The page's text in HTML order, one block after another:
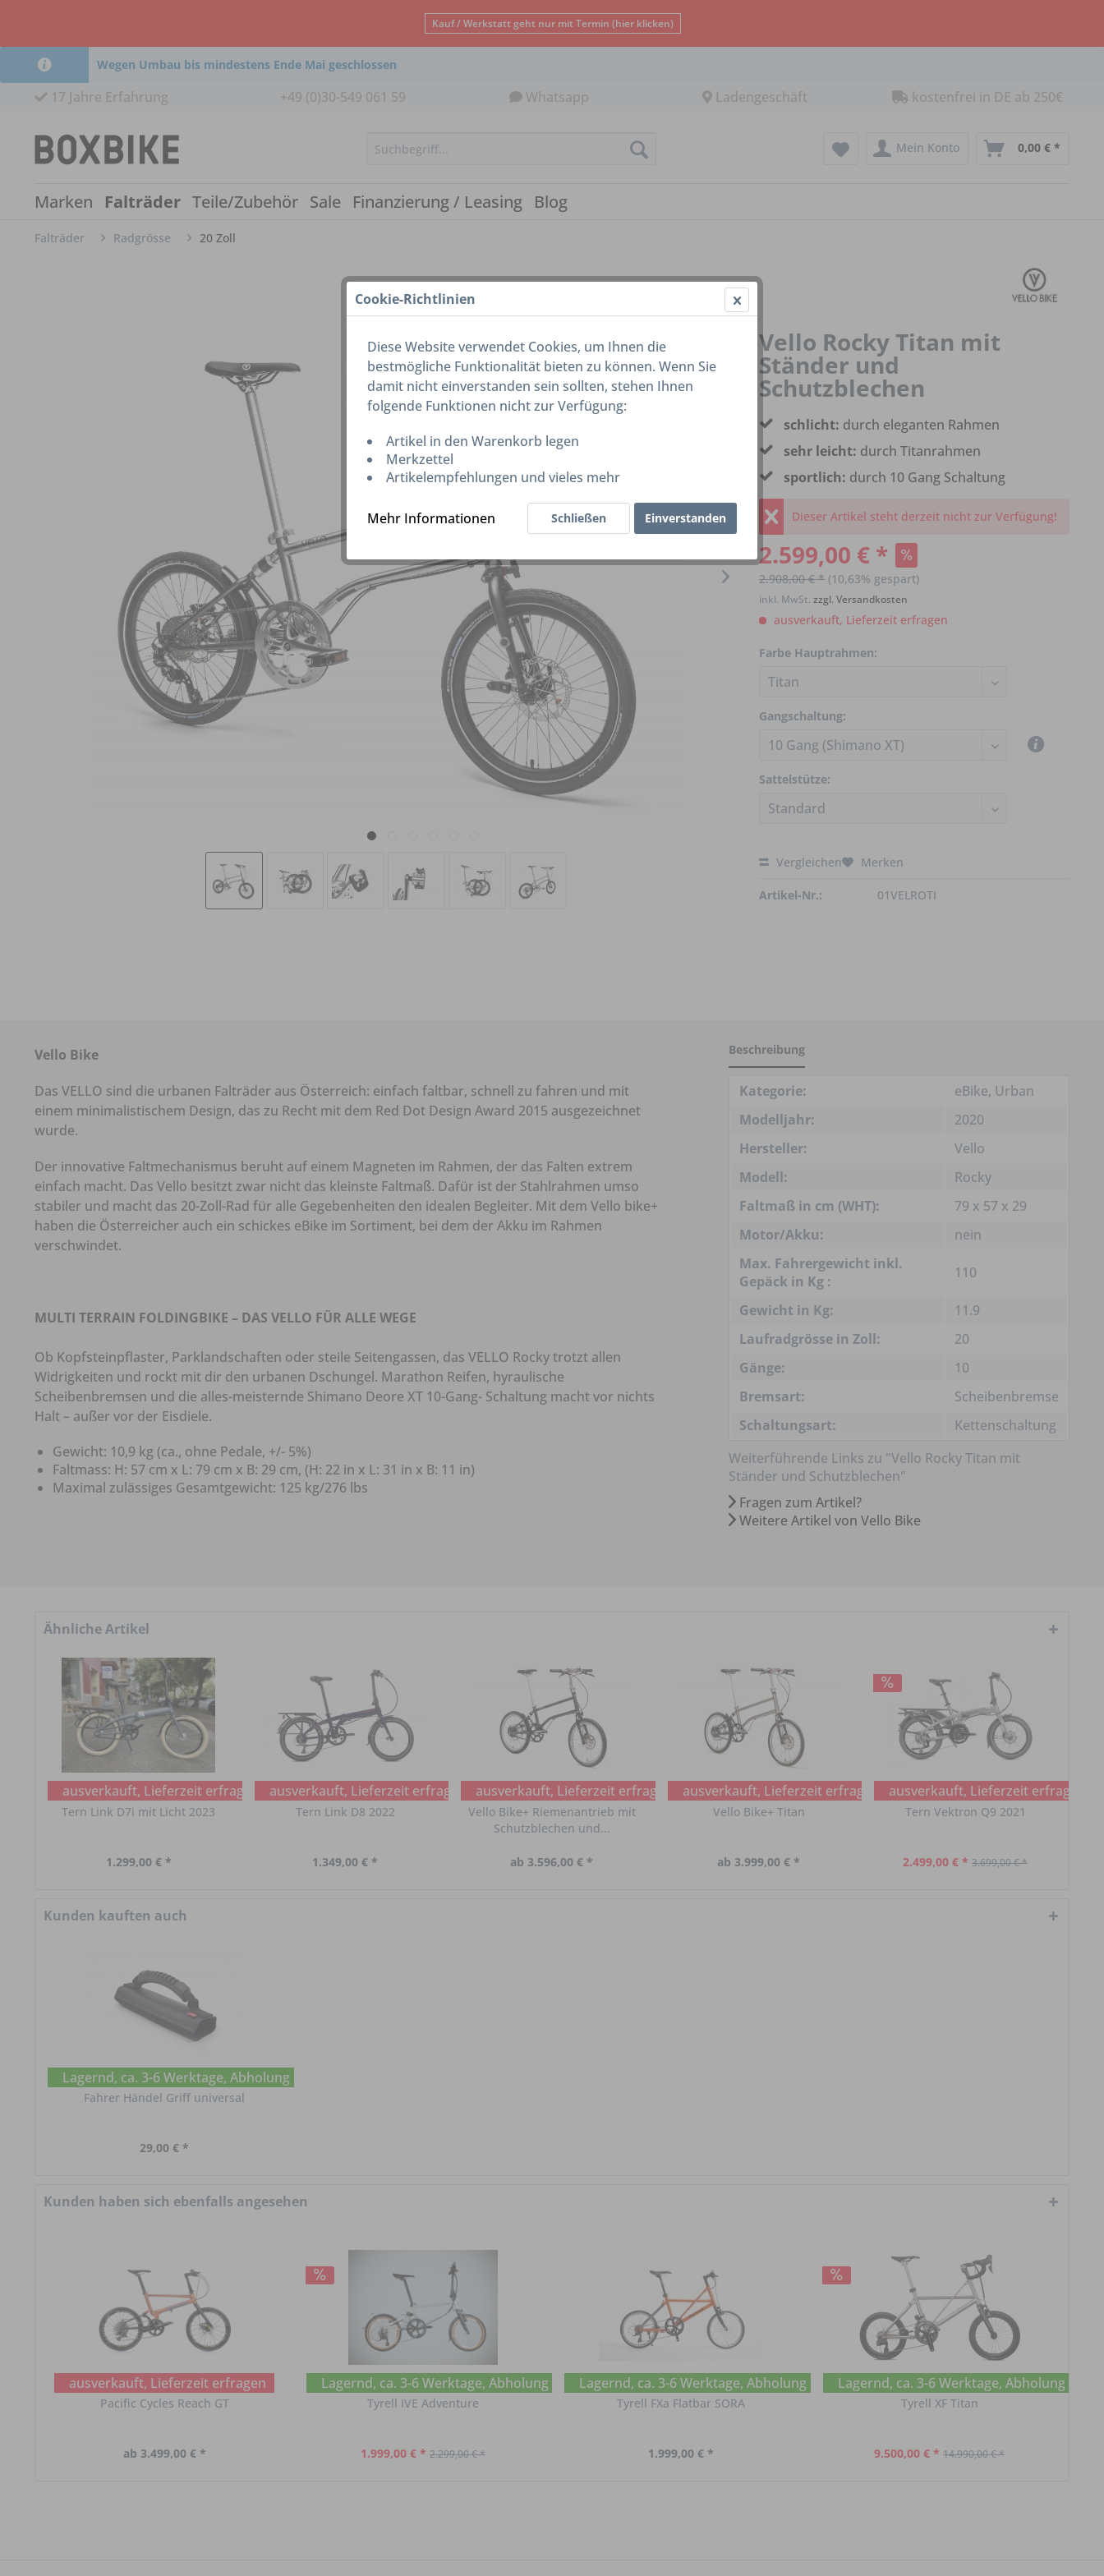
Kauf / Werkstatt geht nur mit Termin (hier klicken)
Wegen Umbau bis mindestens Ende Mai geschlossen
17 Jahre Erfahrung +49 (0)30-549 061 59 Whatsapp Ladengeschäft kostenfrei in DE ab 250€
Mein Konto 0,00 € *
Marken Falträder Teile/Zubehör Sale Finanzierung / Leasing Blog
Falträder Radgrösse 20 Zoll
Vello Rocky Titan mit
Ständer und
Schutzblechen
schlicht: durch eleganten Rahmen
sehr leicht: durch Titanrahmen
sportlich: durch 10 Gang Schaltung
Dieser Artikel steht derzeit nicht zur Verfügung!
2.599,00 € *
2.908,00 € * (10,63% gespart)
inkl. MwSt. zzgl. Versandkosten
ausverkauft, Lieferzeit erfragen
Farbe Hauptrahmen:
Gangschaltung:
Sattelstütze:
Vergleichen Merken
Artikel-Nr.: 01VELROTI
Vello Bike
Das VELLO sind die urbanen Falträder aus Österreich: einfach faltbar, schnell zu fahren und mit
einem minimalistischem Design, das zu Recht mit dem Red Dot Design Award 2015 ausgezeichnet
wurde.
Der innovative Faltmechanismus beruht auf einem Magneten im Rahmen, der das Falten extrem
einfach macht. Das Vello besitzt zwar nicht das kleinste Faltmaß. Dafür ist der Stahlrahmen umso
stabiler und macht das 20-Zoll-Rad für alle Gegebenheiten den idealen Begleiter. Mit dem Vello bike+
haben die Österreicher auch ein schickes eBike im Sortiment, bei dem der Akku im Rahmen
verschwindet.
MULTI TERRAIN FOLDINGBIKE – DAS VELLO FÜR ALLE WEGE
Ob Kopfsteinpflaster, Parklandschaften oder steile Seitengassen, das VELLO Rocky trotzt allen
Widrigkeiten und rockt mit dir den urbanen Dschungel. Marathon Reifen, hyraulische
Scheibenbremsen und die alles-meisternde Shimano Deore XT 10-Gang- Schaltung macht vor nichts
Halt – außer vor der Eisdiele.
Gewicht: 10,9 kg (ca., ohne Pedale, +/- 5%)
Faltmass: H: 57 cm x L: 79 cm x B: 29 cm, (H: 22 in x L: 31 in x B: 11 in)
Maximal zulässiges Gesamtgewicht: 125 kg/276 lbs
Beschreibung
Kategorie:
eBike, Urban
Modelljahr:
2020
Hersteller:
Vello
Modell:
Rocky
Faltmaß in cm (WHT):
79 x 57 x 29
Motor/Akku:
nein
Max. Fahrergewicht inkl.
Gepäck in Kg :
110
Gewicht in Kg:
11.9
Laufradgrösse in Zoll:
20
Gänge:
10
Bremsart:
Scheibenbremse
Schaltungsart:
Kettenschaltung
Weiterführende Links zu "Vello Rocky Titan mit
Ständer und Schutzblechen"
Fragen zum Artikel?
Weitere Artikel von Vello Bike
Ähnliche Artikel
ausverkauft, Lieferzeit erfragen
Tern Link D7i mit Licht 2023
1.299,00 € *
ausverkauft, Lieferzeit erfragen
Tern Link D8 2022
1.349,00 € *
ausverkauft, Lieferzeit erfragen
Vello Bike+ Riemenantrieb mit
Schutzblechen und...
ab 3.596,00 € *
ausverkauft, Lieferzeit erfragen
Vello Bike+ Titan
ab 3.999,00 € *
ausverkauft, Lieferzeit erfragen
Tern Vektron Q9 2021
2.499,00 € * 3.699,00 € *
Kunden kauften auch
Lagernd, ca. 3-6 Werktage, Abholung im Chat erfragen
Fahrer Händel Griff universal
29,00 € *
Kunden haben sich ebenfalls angesehen
ausverkauft, Lieferzeit erfragen
Pacific Cycles Reach GT
ab 3.499,00 € *
Lagernd, ca. 3-6 Werktage, Abholung im Chat erfragen
Tyrell IVE Adventure
1.999,00 € * 2.299,00 € *
Lagernd, ca. 3-6 Werktage, Abholung im Chat erfragen
Tyrell FXa Flatbar SORA
1.999,00 € *
Lagernd, ca. 3-6 Werktage, Abholung im
Tyrell XF Titan
9.500,00 € * 14.990,00 € *
Cookie-Richtlinien
Diese Website verwendet Cookies, um Ihnen die
bestmögliche Funktionalität bieten zu können. Wenn Sie
damit nicht einverstanden sein sollten, stehen Ihnen
folgende Funktionen nicht zur Verfügung:
Artikel in den Warenkorb legen
Merkzettel
Artikelempfehlungen und vieles mehr
Mehr Informationen Einverstanden
Schließen